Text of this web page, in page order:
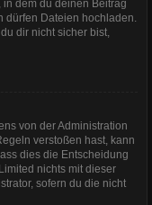
dem du deinen Beitrag
dürfen Dateien hochladen.
dir nicht sicher bist,
von der Administration
verstoßen hast, kann
dies die Entscheidung
nichts mit dieser
sofern du die nicht